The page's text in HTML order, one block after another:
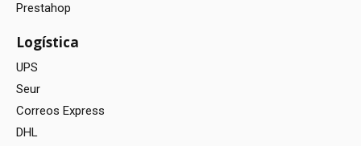
Prestahop
Logística
UPS
Seur
Correos Express
DHL